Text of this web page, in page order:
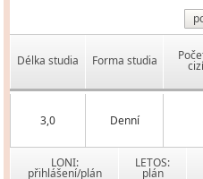
Délka studia Forma studia
3,0 Denní
LONI:
přihlášení/plán
LETOS:
plán